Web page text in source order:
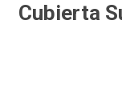
Cubierta